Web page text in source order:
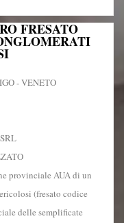
FRESATO
- VENETO
provinciale AUA di un
(fresato codice
delle semplificate